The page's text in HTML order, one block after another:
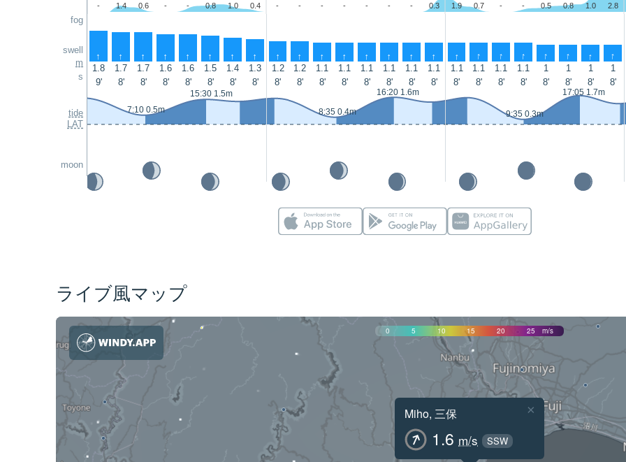
fog
swell
m
s
tide
LAT
moon
- 1.4 0.6 - - 0.8 1.0 0.4 - - - - - - - 0.3 1.9 0.7 - - 0.5 0.8 1.0 2.8
↑ ↑ ↑ ↑ ↑ ↑ ↑ ↑ ↑ ↑ ↑ ↑ ↑ ↑ ↑ ↑ ↑ ↑ ↑ ↑ ↑ ↑ ↑ ↑
1.8 1.7 1.7 1.6 1.6 1.5 1.4 1.3 1.2 1.2 1.1 1.1 1.1 1.1 1.1 1.1 1.1 1.1 1.1 1.1 1 1 1 1
9'
8' 8' 8' 8' 8' 8' 8' 8' 8' 8' 8' 8' 8' 8' 8' 8' 8' 8' 8' 8' 8' 8' 8'
7:10 0.5m
15:30 1.5m
8:35 0.4m
16:20 1.6m
9:35 0.3m
17:05 1.7m
ライブ風マップ
0 5 10 15 20 25 m/s
Miho, 三保
1.6 m/s SSW
×